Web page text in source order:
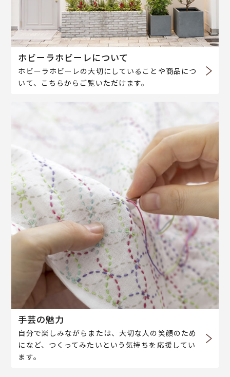
ホビーラホビーレについて
ホビーラホビーレの大切にしていることや商品につ
いて、こちらからご覧いただけます。
手芸の魅力
自分で楽しみながらまたは、大切な人の笑顔のため
になど、つくってみたいという気持ちを応援してい
ます。